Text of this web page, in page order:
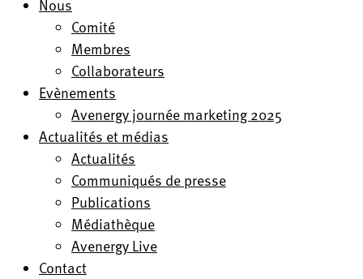
Nous
Comité
Membres
Collaborateurs
Evènements
Avenergy journée marketing 2025
Actualités et médias
Actualités
Communiqués de presse
Publications
Médiathèque
Avenergy Live
Contact